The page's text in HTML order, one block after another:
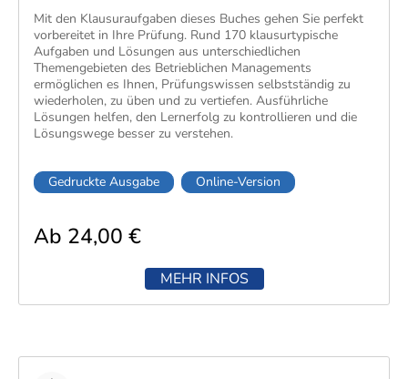
​Mit den Klausuraufgaben dieses Buches gehen Sie perfekt
vorbereitet in Ihre Prüfung. Rund 170 klausurtypische
Aufgaben und Lösungen aus unterschiedlichen
Themengebieten des Betrieblichen Managements
ermöglichen es Ihnen, Prüfungswissen selbstständig zu
wiederholen, zu üben und zu vertiefen. Ausführliche
Lösungen helfen, den Lernerfolg zu kontrollieren und die
Lösungswege besser zu verstehen.
Gedruckte Ausgabe Online-Version
Ab 24,00 €
MEHR INFOS